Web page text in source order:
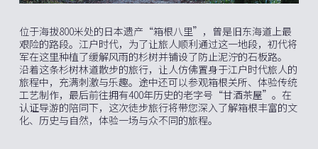
位于海拔800米处的日本遗产“箱根八里”，曾是旧东海道上最
艰险的路段。江户时代，为了让旅人顺利通过这一地段，初代将
军在这里种植了缓解风雨的杉树并铺设了防止泥泞的石板路。
沿着这条杉树林道散步的旅行，让人仿佛置身于江户时代旅人的
旅程中，充满刺激与乐趣。途中还可以参观箱根关所、体验传统
工艺制作，最后前往拥有400年历史的老字号“甘酒茶屋”。在
认证导游的陪同下，这次徒步旅行将带您深入了解箱根丰富的文
化、历史与自然，体验一场与众不同的旅程。